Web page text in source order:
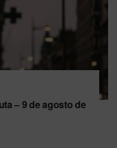
– 9 de agosto de